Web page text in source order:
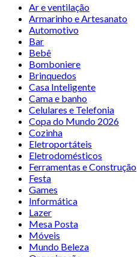
Ar e ventilação
Armarinho e Artesanato
Automotivo
Bar
Bebê
Bomboniere
Brinquedos
Casa Inteligente
Cama e banho
Celulares e Telefonia
Copa do Mundo 2026
Cozinha
Eletroportáteis
Eletrodomésticos
Ferramentas e Construção
Festa
Games
Informática
Lazer
Mesa Posta
Móveis
Mundo Beleza